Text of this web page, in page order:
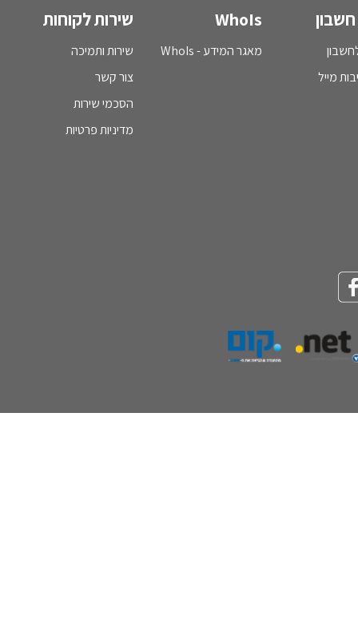
חשבון
מייל
WhoIs
מאגר המידע - WhoIs
שירות לקוחות
שירות ותמיכה
צור קשר
הסכמי שירות
מדיניות פרטיות